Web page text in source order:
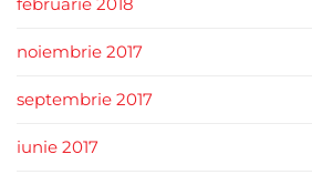
noiembrie 2017
septembrie 2017
iunie 2017